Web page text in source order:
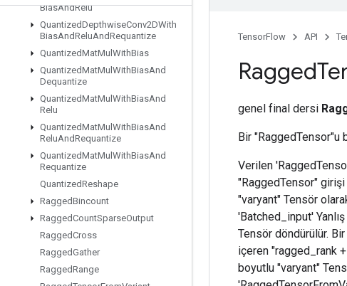
BiasAndRelu
QuantizedDepthwiseConv2DWith
BiasAndReluAndRequantize
QuantizedMatMul WithBias
QuantizedMatMul WithBiasAnd
Dequantize
QuantizedMatMul WithBiasAnd
Relu
QuantizedMatMul WithBiasAnd
ReluAndRequantize
QuantizedMatMul WithBiasAnd
Requantize
QuantizedReshape
RaggedBincount
RaggedCountSparseOutput
RaggedCross
RaggedGather
RaggedRange
TensorFlow API
Ragged
genel final dersi
Bir "RaggedTensor"u
Verilen
"RaggedTensor" girişi
"varyant" Tensör
'Batched_input'
Tensör döndürülür.
içeren "ragged_rank
boyutlu "varyant"